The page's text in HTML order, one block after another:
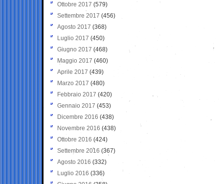
Ottobre 2017 (579)
Settembre 2017 (456)
Agosto 2017 (368)
Luglio 2017 (450)
Giugno 2017 (468)
Maggio 2017 (460)
Aprile 2017 (439)
Marzo 2017 (480)
Febbraio 2017 (420)
Gennaio 2017 (453)
Dicembre 2016 (438)
Novembre 2016 (438)
Ottobre 2016 (424)
Settembre 2016 (367)
Agosto 2016 (332)
Luglio 2016 (336)